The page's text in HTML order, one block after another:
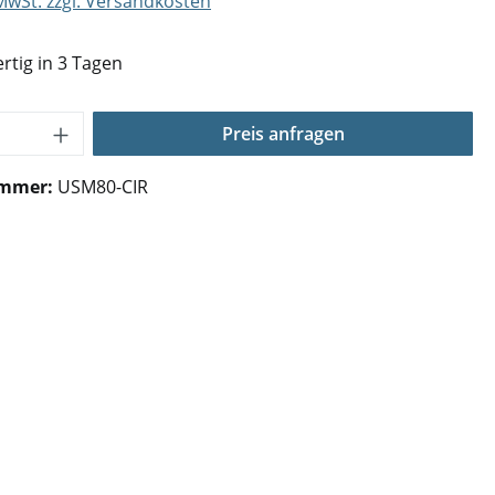
in 3 Tagen
Anzahl: Gib den gewünschten Wert
Preis anfragen
USM80-CIR